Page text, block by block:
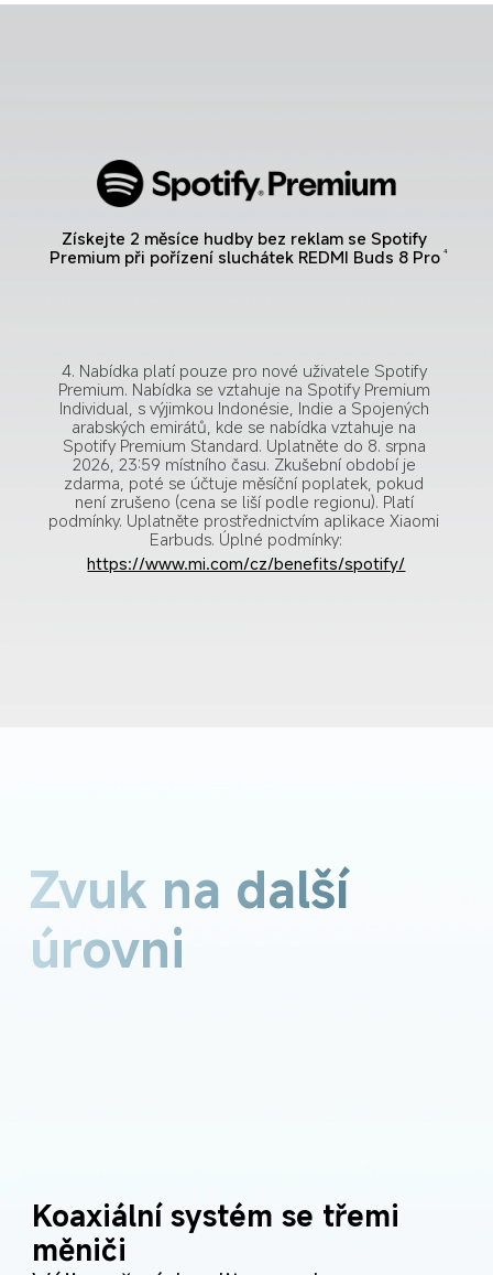
Získejte 2 měsíce hudby bez reklam se Spotify
Premium při pořízení sluchátek REDMI Buds 8 Pro 4
4. Nabídka platí pouze pro nové uživatele Spotify
Premium. Nabídka se vztahuje na Spotify Premium
Individual, s výjimkou Indonésie, Indie a Spojených
arabských emirátů, kde se nabídka vztahuje na
Spotify Premium Standard. Uplatněte do 8. srpna
2026, 23:59 místního času. Zkušební období je
zdarma, poté se účtuje měsíční poplatek, pokud
není zrušeno (cena se liší podle regionu). Platí
podmínky. Uplatněte prostřednictvím aplikace Xiaomi
Earbuds. Úplné podmínky:
https://www.mi.com/cz/benefits/spotify/
Zvuk na další
úrovni
Koaxiální systém se třemi
měniči